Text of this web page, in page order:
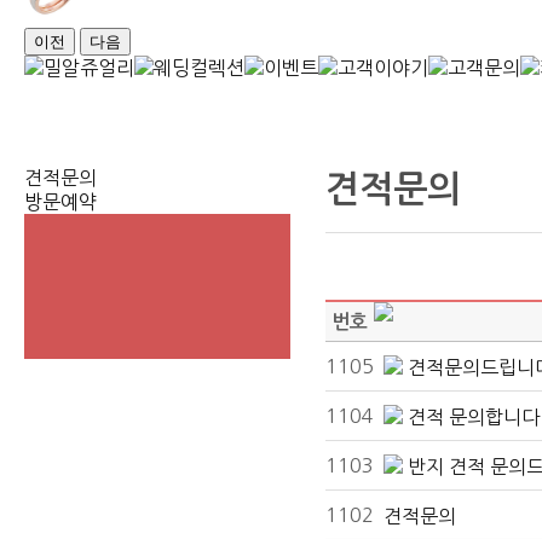
이전 다음
견적문의
방문예약
견적문의
번호
1105 견적문의드립니
1104 견적 문의합니다
1103 반지 견적 문의
1102 견적문의